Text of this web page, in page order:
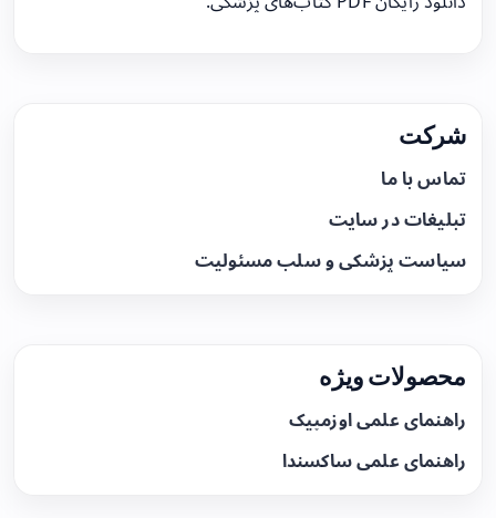
شرکت
تماس با ما
تبلیغات در سایت
سیاست پزشکی و سلب مسئولیت
محصولات ویژه
راهنمای علمی اوزمپیک
راهنمای علمی ساکسندا